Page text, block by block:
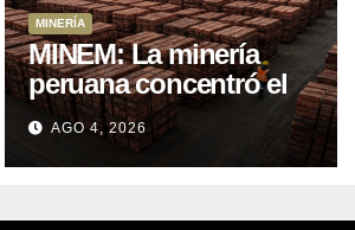
MINERÍA
MINEM: La minería
peruana concentró el
76.1% del total de las
exportaciones
nacionales entre enero
AGO 4, 2026